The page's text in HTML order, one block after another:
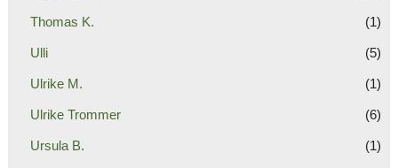
Thomas K. (1)
Ulli (5)
Ulrike M. (1)
Ulrike Trommer (6)
Ursula B. (1)